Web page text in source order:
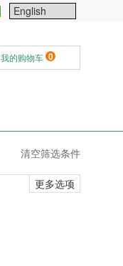
我的购物车 0
清空筛选条件
更多选项